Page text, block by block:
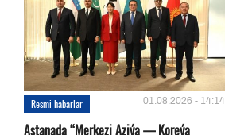
Resmi habarlar 01.08.2026 - 14:14
Astanada “Merkezi Aziýa — Koreýa